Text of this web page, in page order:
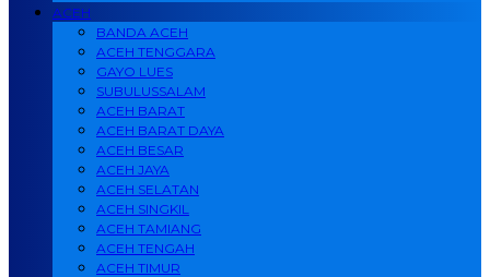
ACEH
BANDA ACEH
ACEH TENGGARA
GAYO LUES
SUBULUSSALAM
ACEH BARAT
ACEH BARAT DAYA
ACEH BESAR
ACEH JAYA
ACEH SELATAN
ACEH SINGKIL
ACEH TAMIANG
ACEH TENGAH
ACEH TIMUR